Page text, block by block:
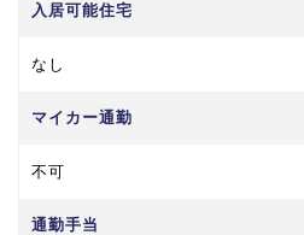
入居可能住宅
なし
マイカー通勤
不可
通勤手当